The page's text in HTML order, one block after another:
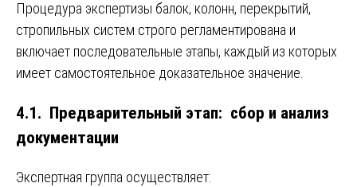
Процедура экспертизы балок, колонн, перекрытий,
стропильных систем строго регламентирована и
включает последовательные этапы, каждый из которых
имеет самостоятельное доказательное значение.
4.1. Предварительный этап: сбор и анализ
документации
Экспертная группа осуществляет: